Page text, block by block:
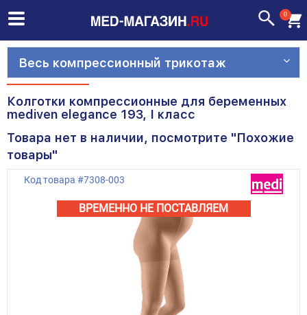
0
Весь компрессионный трикотаж
Колготки компрессионные для беременных
mediven elegance 193, I класс
Товара нет в наличии, посмотрите "Похожие
товары"
Код товара #7308-003
ВРЕМЕННО НЕ ПОСТАВЛЯЕМ